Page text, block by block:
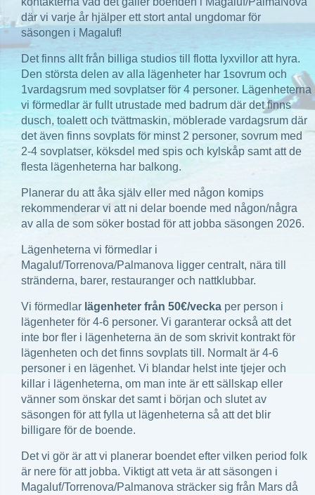
där vi varje år hjälper ett stort antal ungdomar för
säsongen i Magaluf!
Det finns allt från billiga studios till flotta lyxvillor att hyra.
Den största delen av alla lägenheter har 1sovrum och
1vardagsrum med sovplatser för 4 personer. Lägenheterna
vi förmedlar är fullt utrustade med badrum där det finns
dusch, toalett och tvättmaskin, möblerade vardagsrum där
det även finns sovplats för minst 2 personer, sovrum med
2-4 sovplatser, köksdel med spis och kylskåp samt att de
flesta lägenheterna har balkong.
Planerar du att åka själv eller med någon komips
rekommenderar vi att ni delar boende med någon/några
av alla de som söker bostad för att jobba säsongen 2026.
Lägenheterna vi förmedlar i
Magaluf/Torrenova/Palmanova ligger centralt, nära till
stränderna, barer, restauranger och nattklubbar.
Vi förmedlar lägenheter från 50€/vecka per person i
lägenheter för 4-6 personer. Vi garanterar också att det
inte bor fler i lägenheterna än de som skrivit kontrakt för
lägenheten och det finns sovplats till. Normalt är 4-6
personer i en lägenhet. Vi blandar helst inte tjejer och
killar i lägenheterna, om man inte är ett sällskap eller
vänner som önskar det samt i början och slutet av
säsongen för att fylla ut lägenheterna så att det blir
billigare för de boende.
Det vi gör är att vi planerar boendet efter vilken period folk
är nere för att jobba. Viktigt att veta är att säsongen i
Magaluf/Torrenova/Palmanova sträcker sig från Mars då